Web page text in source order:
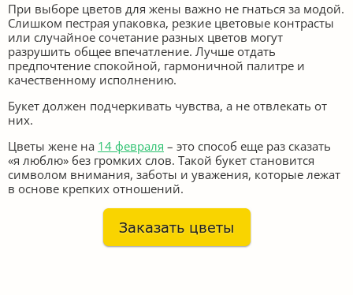
При выборе цветов для жены важно не гнаться за модой.
Слишком пестрая упаковка, резкие цветовые контрасты
или случайное сочетание разных цветов могут
разрушить общее впечатление. Лучше отдать
предпочтение спокойной, гармоничной палитре и
качественному исполнению.
Букет должен подчеркивать чувства, а не отвлекать от
них.
Цветы жене на 14 февраля – это способ еще раз сказать
«я люблю» без громких слов. Такой букет становится
символом внимания, заботы и уважения, которые лежат
в основе крепких отношений.